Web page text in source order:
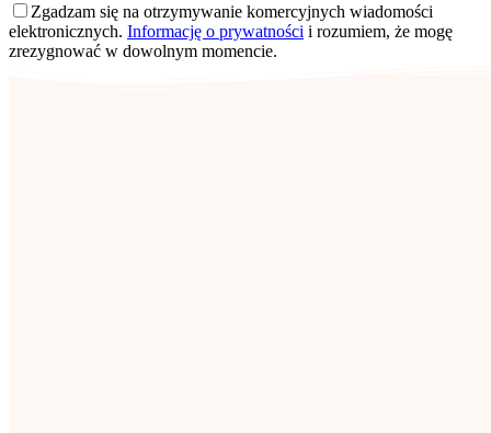
Zgadzam się na otrzymywanie komercyjnych wiadomości
elektronicznych. Informację o prywatności i rozumiem, że mogę
zrezygnować w dowolnym momencie.